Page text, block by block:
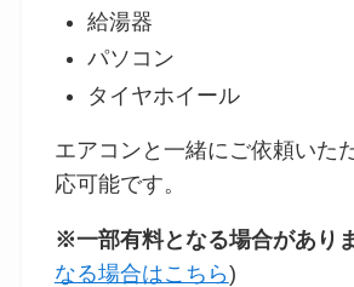
給湯器
パソコン
タイヤホイール
エアコンと一緒にご依頼いた
応可能です。
※一部有料となる場合がありま
なる場合はこちら)